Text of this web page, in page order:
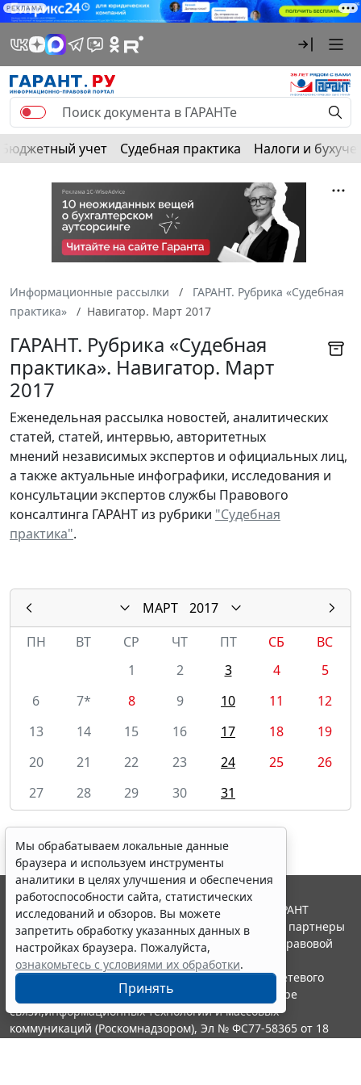
РЕКЛАМА
Бюджетный учет Судебная практика Налоги и
Информационные рассылки
ГАРАНТ. Рубрика «Судебная
практика»
Навигатор. Март 2017
ГАРАНТ. Рубрика «Судебная
практика». Навигатор. Март
2017
Еженедельная рассылка новостей, аналитических
статей, статей, интервью, авторитетных
мнений независимых экспертов и официальных лиц,
а также актуальные инфографики, исследования и
консультации экспертов службы Правового
консалтинга ГАРАНТ из рубрики "Судебная
практика".
МАРТ
2017
ПН
ВТ СР ЧТ ПТ СБ
ВС
1
2 3 4
5
6
7* 8 9 10 11
12
13
14 15 16 17 18
19
20
21 22 23 24 25
26
27
28 29 30 31
Мы обрабатываем локальные данные
браузера и используем инструменты
аналитики в целях улучшения и обеспечения
работоспособности сайта, статистических
исследований и обзоров. Вы можете
запретить обработку указанных данных в
настройках браузера. Пожалуйста,
ознакомьтесь с условиями их обработки.
Принять
© ООО "НПП "ГАРАНТ-СЕРВИС", 2026. Система ГАРАНТ
выпускается с 1990 года. Компания "Гарант" и ее партнеры
являются участниками Российской ассоциации правовой
информации ГАРАНТ.
Портал ГАРАНТ.РУ зарегистрирован в качестве сетевого
издания Федеральной службой по надзору в сфере
связи,информационных технологий и массовых
коммуникаций (Роскомнадзором), Эл № ФС77-58365 от 18